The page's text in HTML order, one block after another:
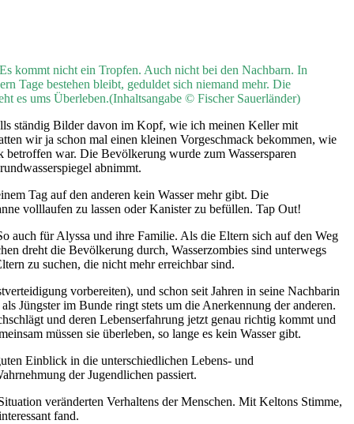
kommt nicht ein Tropfen. Auch nicht bei den Nachbarn. In
Tage bestehen bleibt, geduldet sich niemand mehr. Die
es ums Überleben.(Inhaltsangabe © Fischer Sauerländer)
ständig Bilder davon im Kopf, wie ich meinen Keller mit
wir ja schon mal einen kleinen Vorgeschmack bekommen, wie
war. Die Bevölkerung wurde zum Wassersparen
abnimmt.
Tag auf den anderen kein Wasser mehr gibt. Die
volllaufen zu lassen oder Kanister zu befüllen. Tap Out!
auch für Alyssa und ihre Familie. Als die Eltern sich auf den Weg
dreht die Bevölkerung durch, Wasserzombies sind unterwegs
zu suchen, die nicht mehr erreichbar sind.
vorbereiten), und schon seit Jahren in seine Nachbarin
Jüngster im Bunde ringt stets um die Anerkennung der anderen.
und deren Lebenserfahrung jetzt genau richtig kommt und
müssen sie überleben, so lange es kein Wasser gibt.
Einblick in die unterschiedlichen Lebens- und
der Jugendlichen passiert.
veränderten Verhaltens der Menschen. Mit Keltons Stimme,
fand.